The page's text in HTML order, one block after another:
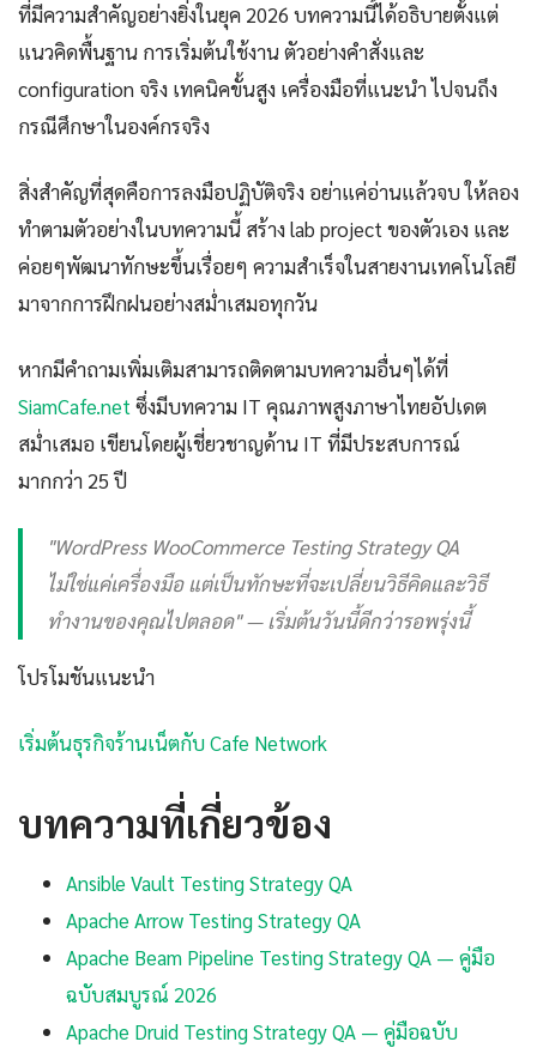
ที่มีความสำคัญอย่างยิ่งในยุค 2026 บทความนี้ได้อธิบายตั้งแต่
แนวคิดพื้นฐาน การเริ่มต้นใช้งาน ตัวอย่างคำสั่งและ
configuration จริง เทคนิคขั้นสูง เครื่องมือที่แนะนำ ไปจนถึง
กรณีศึกษาในองค์กรจริง
สิ่งสำคัญที่สุดคือการลงมือปฏิบัติจริง อย่าแค่อ่านแล้วจบ ให้ลอง
ทำตามตัวอย่างในบทความนี้ สร้าง lab project ของตัวเอง และ
ค่อยๆพัฒนาทักษะขึ้นเรื่อยๆ ความสำเร็จในสายงานเทคโนโลยี
มาจากการฝึกฝนอย่างสม่ำเสมอทุกวัน
หากมีคำถามเพิ่มเติมสามารถติดตามบทความอื่นๆได้ที่
SiamCafe.net ซึ่งมีบทความ IT คุณภาพสูงภาษาไทยอัปเดต
สม่ำเสมอ เขียนโดยผู้เชี่ยวชาญด้าน IT ที่มีประสบการณ์
มากกว่า 25 ปี
"WordPress WooCommerce Testing Strategy QA
ไม่ใช่แค่เครื่องมือ แต่เป็นทักษะที่จะเปลี่ยนวิธีคิดและวิธี
ทำงานของคุณไปตลอด" — เริ่มต้นวันนี้ดีกว่ารอพรุ่งนี้
โปรโมชันแนะนำ
เริ่มต้นธุรกิจร้านเน็ตกับ Cafe Network
บทความที่เกี่ยวข้อง
Ansible Vault Testing Strategy QA
Apache Arrow Testing Strategy QA
Apache Beam Pipeline Testing Strategy QA — คู่มือ
ฉบับสมบูรณ์ 2026
Apache Druid Testing Strategy QA — คู่มือฉบับ